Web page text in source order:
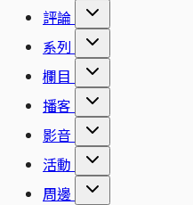
評論
系列
欄目
播客
影音
活動
周邊